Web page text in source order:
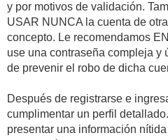
y por motivos de validación.
USAR NUNCA la cuenta de
concepto. Le recomendamos
use una contraseña compleja y
de prevenir el robo de dicha
Después de registrarse e
cumplimentar un perfil
presentar una información